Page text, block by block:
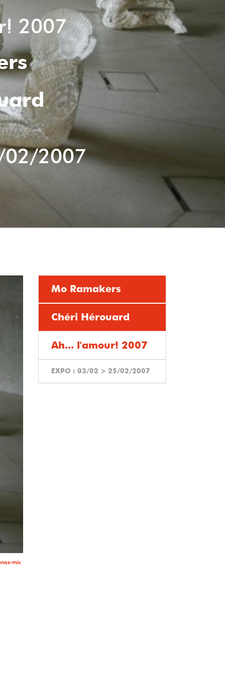
2007
02/2007
mix
Mo Ramakers
Chéri Hérouard
Ah... l'amour! 2007
EXPO : 03/02 > 25/02/2007